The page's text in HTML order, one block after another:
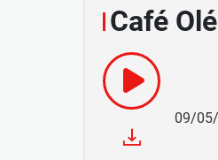
Café
09/